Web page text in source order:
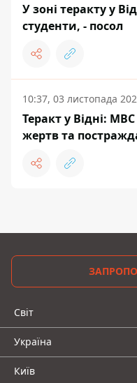
У зоні теракту у
студенти, - посол
10:37, 03 листопада
Теракт у Відні: МВС
жертв та
Світ
Україна
Київ